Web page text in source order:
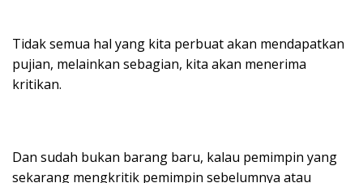
Tidak semua hal yang kita perbuat akan mendapatkan
pujian, melainkan sebagian, kita akan menerima
kritikan.
Dan sudah bukan barang baru, kalau pemimpin yang
sekarang mengkritik pemimpin sebelumnya atau